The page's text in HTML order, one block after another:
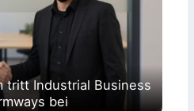
tritt Industrial Business
bei